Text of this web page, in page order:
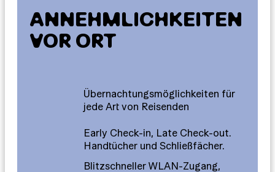
ANNEHMLICHKEITEN
VOR ORT
Übernachtungsmöglichkeiten für
jede Art von Reisenden
Early Check-in, Late Check-out.
Handtücher und Schließfächer.
Blitzschneller WLAN-Zugang,